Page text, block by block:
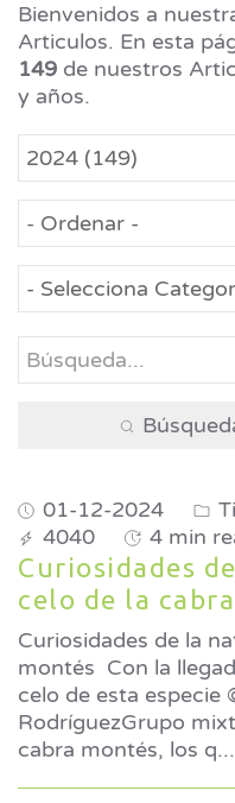
Bienvenidos a
Articulos. En esta
149 de nuestros
y años.
01-12-2024
4040
4 min
Curiosidades
celo de la
Curiosidades de la
montés Con la llegada del invierno comienza el
celo de esta especie
RodríguezGrupo
cabra montés, los q...